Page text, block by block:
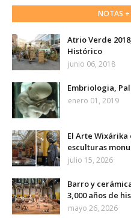
NOTAS +
Atrio Verde
Histórico
junio 06, 2018
Embriologia,
enero 01, 2019
El Arte Wixárika
esculturas
julio 15, 2026
Barro y
3,000 años de
mayo 26, 2026